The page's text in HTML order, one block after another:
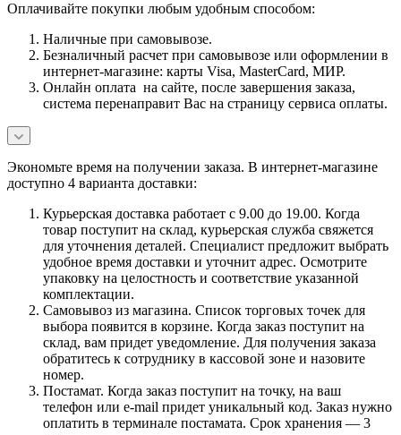
Оплачивайте покупки любым удобным способом:
Наличные при самовывозе.
Безналичный расчет при самовывозе или оформлении в
интернет-магазине: карты Visa, MasterCard, МИР.
Онлайн оплата на сайте, после завершения заказа,
система перенаправит Вас на страницу сервиса оплаты.
Экономьте время на получении заказа. В интернет-магазине
доступно 4 варианта доставки:
Курьерская доставка работает с 9.00 до 19.00. Когда
товар поступит на склад, курьерская служба свяжется
для уточнения деталей. Специалист предложит выбрать
удобное время доставки и уточнит адрес. Осмотрите
упаковку на целостность и соответствие указанной
комплектации.
Самовывоз из магазина. Список торговых точек для
выбора появится в корзине. Когда заказ поступит на
склад, вам придет уведомление. Для получения заказа
обратитесь к сотруднику в кассовой зоне и назовите
номер.
Постамат. Когда заказ поступит на точку, на ваш
телефон или e-mail придет уникальный код. Заказ нужно
оплатить в терминале постамата. Срок хранения — 3